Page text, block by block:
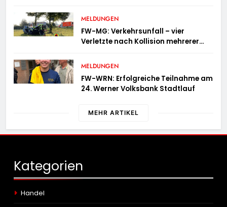
MELDUNGEN
FW-MG: Verkehrsunfall – vier
Verletzte nach Kollision mehrerer
MELDUNGEN
FW-WRN: Erfolgreiche Teilnahme am
24. Werner Volksbank Stadtlauf
MEHR ARTIKEL
Kategorien
Handel